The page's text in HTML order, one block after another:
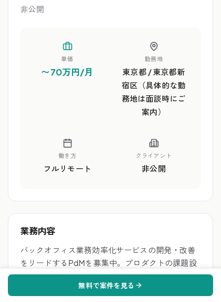
非公開
単価
〜70万円/月
勤務地
東京都 / 東京都新
宿区（具体的な勤
務地は面談時にご
案内）
働き方
フルリモート
クライアント
非公開
業務内容
バックオフィス業務効率化サービスの開発・改善
をリードするPdMを募集中。プロダクトの課題設
定や施策立案を担当し、開発ディレクションやユ
ーザーインタビューを通じ課題解決を図ります。
無料で案件を見る